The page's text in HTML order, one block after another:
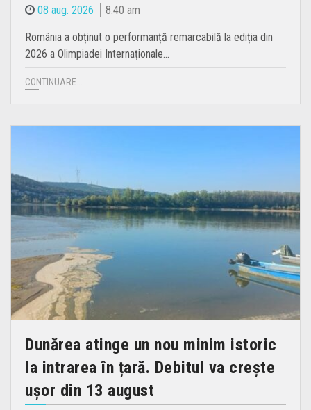
08 aug. 2026 8.40 am
România a obținut o performanță remarcabilă la ediția din
2026 a Olimpiadei Internaționale…
CONTINUARE...
Dunărea atinge un nou minim istoric
la intrarea în țară. Debitul va crește
ușor din 13 august